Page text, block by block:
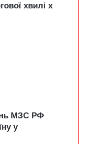
хвилі х
МЗС РФ
у